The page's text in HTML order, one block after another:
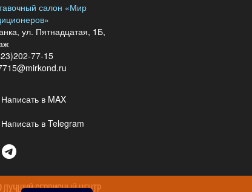
салон «Мир
ул. Пятнадцатая, 1Б,
77-15
Написать в MAX
Написать в Telegram